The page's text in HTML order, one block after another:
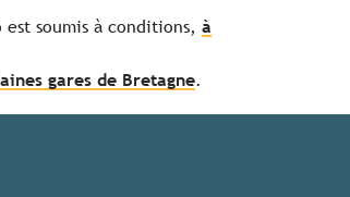
est soumis à conditions, à
gares de Bretagne.